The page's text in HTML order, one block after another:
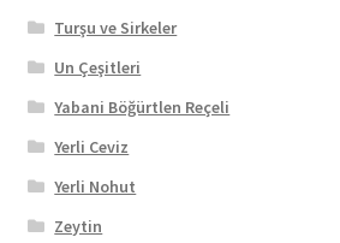
Turşu ve Sirkeler
Un Çeşitleri
Yabani Böğürtlen Reçeli
Yerli Ceviz
Yerli Nohut
Zeytin